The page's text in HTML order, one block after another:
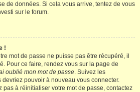
de données. Si cela vous arrive, tentez de vous
sur le forum.
!
mot de passe ne puisse pas être récupéré, il
Pour ce faire, rendez vous sur la page de
oublié mon mot de passe. Suivez les
pouvoir à nouveau vous connecter.
pas à réinitialiser votre mot de passe, contactez